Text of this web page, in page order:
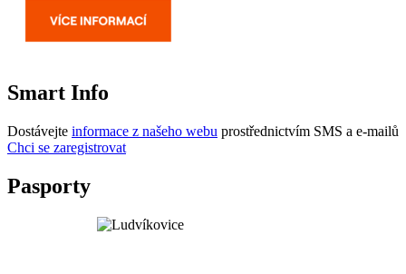
Smart Info
Dostávejte informace z našeho webu prostřednictvím SMS a e-mailů
Chci se zaregistrovat
Pasporty